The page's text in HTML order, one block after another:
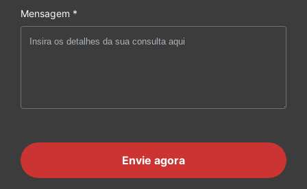
Mensagem *
Envie agora